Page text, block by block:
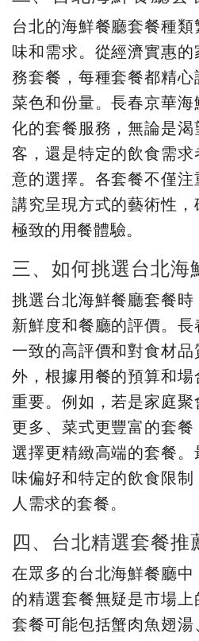
台北的海鮮餐廳套餐種
味和需求。從經濟實惠
務套餐，每種套餐都精
菜色和份量。長春京華
化的套餐服務，無論是
客，還是特定的飲食需
意的選擇。各套餐不僅
講究呈現方式的藝術性
極致的用餐體驗。
三、如何挑選台北海
挑選台北海鮮餐廳套餐
新鮮度和餐廳的評價。
一致的高評價和對食材
外，根據用餐的預算和
重要。例如，若是家庭
更多、菜式更豐富的套
選擇更精緻高端的套餐。
味偏好和特定的飲食限
人需求的套餐。
四、台北精選套餐推
在眾多的台北海鮮餐廳
的精選套餐無疑是市場
套餐可能包括蟹肉魚翅